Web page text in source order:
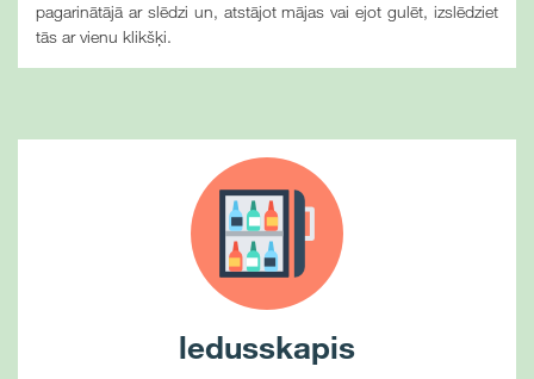
pagarinātājā ar slēdzi un, atstājot mājas vai ejot gulēt, izslēdziet
tās ar vienu klikšķi.
ledusskapis